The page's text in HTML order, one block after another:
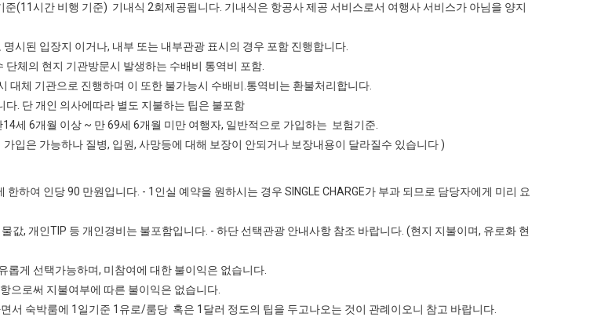
(11시간 비행 기준) 기내식 2회제공됩니다. 기내식은 항공사 제공 서비스로서 여행사 서비스가 아님을 양지
시된 입장지 이거나, 내부 또는 내부관광 표시의 경우 포함 진행합니다.
단체의 현지 기관방문시 발생하는 수배비 통역비 포함.
대체 기관으로 진행하며 이 또한 불가능시 수배비.통역비는 환불처리합니다.
다. 단 개인 의사에따라 별도 지불하는 팁은 불포함
세 6개월 이상 ~ 만 69세 6개월 미만 여행자, 일반적으로 가입하는 보험기준.
입은 가능하나 질병, 입원, 사망등에 대해 보장이 안되거나 보장내용이 달라질수 있습니다 )
한하여 인당 90 만원입니다. - 1인실 예약을 원하시는 경우 SINGLE CHARGE가 부과 되므로 담당자에게 미리 요
값, 개인TIP 등 개인경비는 불포함입니다. - 하단 선택관광 안내사항 참조 바랍니다. (현지 지불이며, 유로화 현
게 선택가능하며, 미참여에 대한 불이익은 없습니다.
으로써 지불여부에 따른 불이익은 없습니다.
숙박룸에 1일기준 1유로/룸당 혹은 1달러 정도의 팁을 두고나오는 것이 관례이오니 참고 바랍니다.